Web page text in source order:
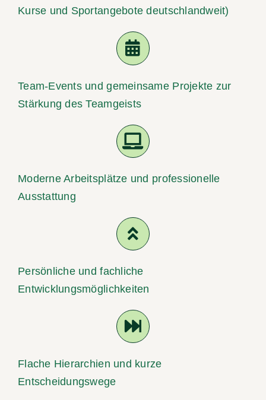
Kurse und Sportangebote deutschlandweit)
Team-Events und gemeinsame Projekte zur
Stärkung des Teamgeists
Moderne Arbeitsplätze und professionelle
Ausstattung
Persönliche und fachliche
Entwicklungsmöglichkeiten
Flache Hierarchien und kurze
Entscheidungswege